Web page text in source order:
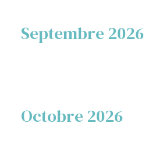
Septembre 2026
Octobre 2026